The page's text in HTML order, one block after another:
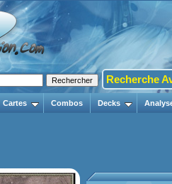
Recherche
Cartes Combos Decks